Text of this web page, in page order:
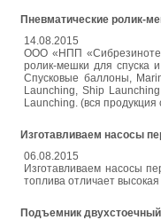
Пневматические ролик-
14.08.2015
ООО «НПП
ролик-мешки для спуска
Спусковые баллоны,
Launching, Ship
Launching. (вся
Изготавливаем насосы
06.08.2015
Изготавливаем насосы
топлива отличает
Подъемник двухстоечный